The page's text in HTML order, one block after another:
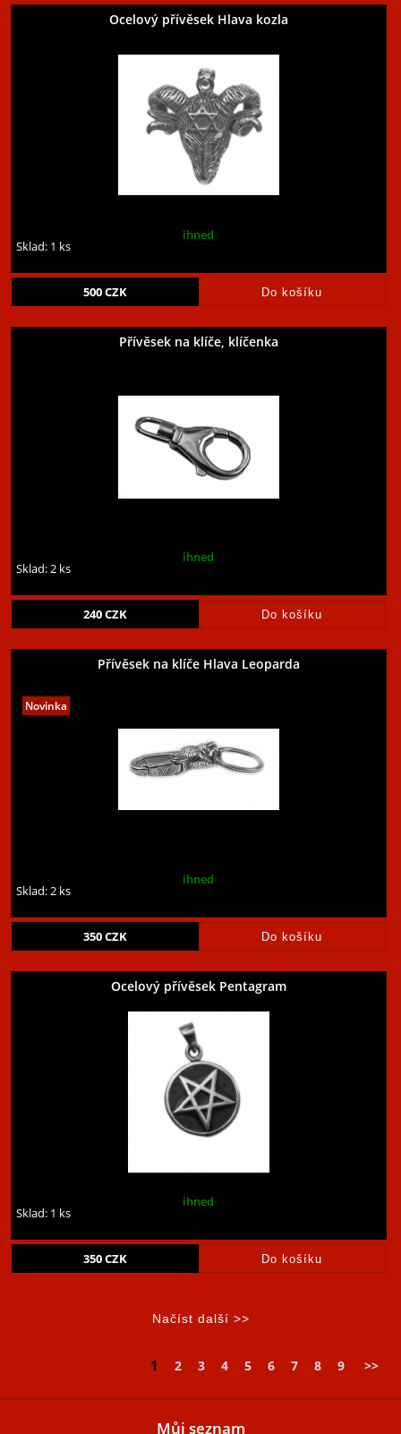
Ocelový přívěsek Hlava kozla
ihned
Sklad: 1 ks
500CZK
Přívěsek na klíče, klíčenka
ihned
Sklad: 2 ks
240CZK
Přívěsek na klíče Hlava Leoparda
ihned
Sklad: 2 ks
350CZK
Ocelový přívěsek Pentagram
ihned
Sklad: 1 ks
350CZK
1 2 3 4 5 6 7 8 9 >>
Můj seznam